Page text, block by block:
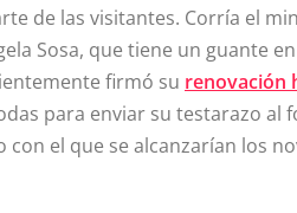
de las visitantes. Corría el
Sosa, que tiene un guante
firmó su renovación
para enviar su testarazo al
con el que se alcanzarían los